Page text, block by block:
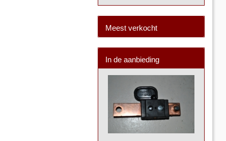
Meest verkocht
In de aanbieding